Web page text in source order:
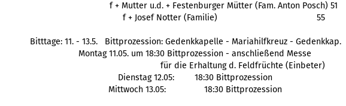
f + Mutter u.d. + Festenburger Mütter (Fam. Anton Posch) 51
f + Josef Notter (Familie)
55
Bitttage: 11. - 13.5.   Bittprozession: Gedenkkapelle - Mariahilfkreuz - Gedenkkap.
Montag 11.05. um 18:30 Bittprozession - anschließend Messe
für die Erhaltung d. Feldfrüchte (Einbeter)
Dienstag 12.05:
18:30 Bittprozession
Mittwoch 13.05:
18:30 Bittprozession